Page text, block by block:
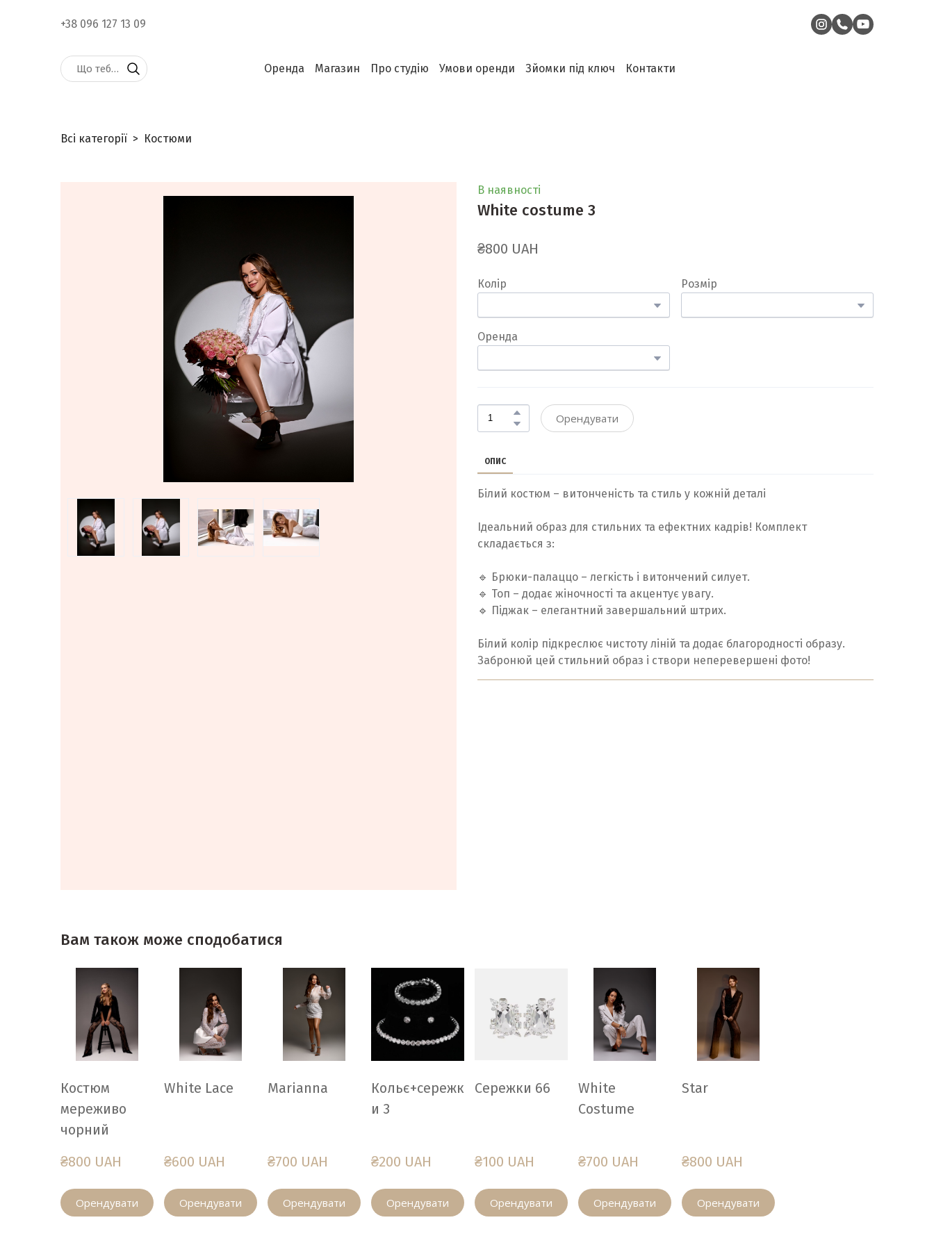
+38 096 127 13 09
Оренда Магазин Про студію Умови оренди Зйомки під ключ Контакти
Всі категорії Костюми
В наявності
White costume 3
₴800 UAH
Колір Розмір
Оренда
Орендувати
ОПИС
Білий костюм – витонченість та стиль у кожній деталі
Ідеальний образ для стильних та ефектних кадрів! Комплект
складається з:
🔹 Брюки-палаццо – легкість і витончений силует.
🔹 Топ – додає жіночності та акцентує увагу.
🔹 Піджак – елегантний завершальний штрих.
Білий колір підкреслює чистоту ліній та додає благородності образу.
Забронюй цей стильний образ і створи неперевершені фото!
Вам також може сподобатися
Костюм
мереживо
чорний
₴800 UAH
Орендувати
White Lace
₴600 UAH
Орендувати
Marianna
₴700 UAH
Орендувати
Кольє+сережк
и 3
₴200 UAH
Орендувати
Сережки 66
₴100 UAH
Орендувати
White
Costume
₴700 UAH
Орендувати
Star
₴800 UAH
Орендувати